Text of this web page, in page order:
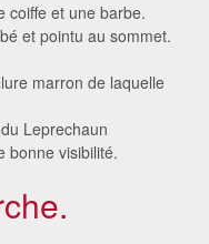
coiffe et une barbe.
et pointu au sommet.
marron de laquelle
Leprechaun
bonne visibilité.